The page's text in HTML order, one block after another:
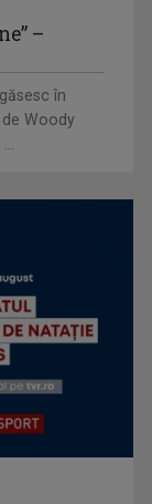
trofeul
ce
–
în
Woody